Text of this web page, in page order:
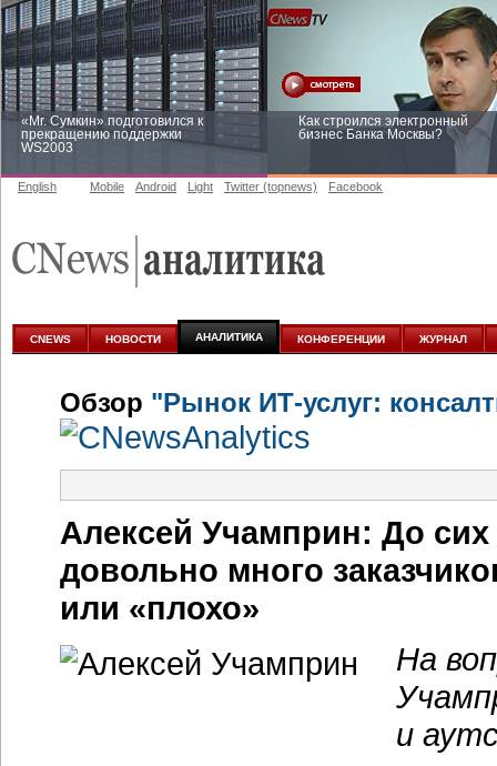
«Mr. Сумкин» подготовился к
прекращению поддержки
WS2003
Как строился электронный
бизнес Банка Москвы?
аналитике
English Mobile Android Light Twitter (topnews) Facebook
CNEWS НОВОСТИ АНАЛИТИКА КОНФЕРЕНЦИИ ЖУРНАЛ
Обзор "Рынок ИТ-услуг:
Алексей Учамприн: До сих
довольно много
или «плохо»
На
и